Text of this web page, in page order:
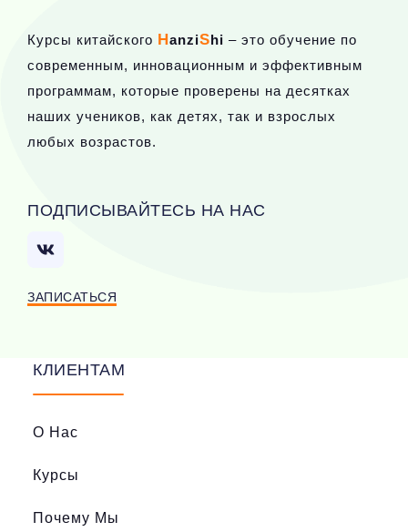
Курсы китайского HanziShi – это обучение по
современным, инновационным и эффективным
программам, которые проверены на десятках
наших учеников, как детях, так и взрослых
любых возрастов.
ПОДПИСЫВАЙТЕСЬ НА НАС
ЗАПИСАТЬСЯ
КЛИЕНТАМ
О Нас
Курсы
Почему Мы